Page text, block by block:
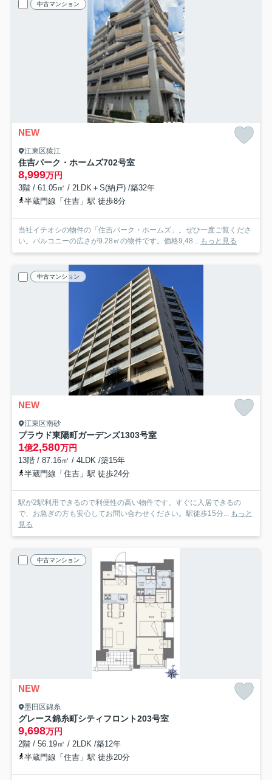
中古マンション
NEW
江東区猿江
住吉パーク・ホームズ702号室
8,999万円
3階 / 61.05㎡ / 2LDK＋S(納戸) /築32年
半蔵門線「住吉」駅 徒歩8分
当社イチオシの物件の「住吉パーク・ホームズ」。ぜひ一度ご覧くださ
い。バルコニーの広さが9.28㎡の物件です。価格9,48... もっと見る
中古マンション
NEW
江東区南砂
プラウド東陽町ガーデンズ1303号室
1億2,580万円
13階 / 87.16㎡ / 4LDK /築15年
半蔵門線「住吉」駅 徒歩24分
駅が2駅利用できるので利便性の高い物件です。すぐに入居できるの
で、お急ぎの方も安心してお問い合わせください。駅徒歩15分... もっと
見る
中古マンション
NEW
墨田区錦糸
グレース錦糸町シティフロント203号室
9,698万円
2階 / 56.19㎡ / 2LDK /築12年
半蔵門線「住吉」駅 徒歩20分